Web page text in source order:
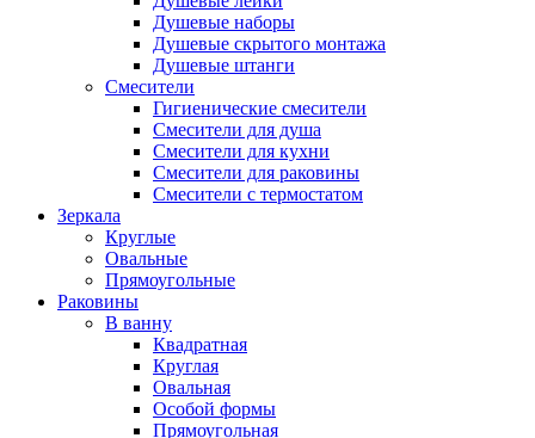
Душевые наборы
Душевые скрытого монтажа
Душевые штанги
Смесители
Гигиенические смесители
Смесители для душа
Смесители для кухни
Смесители для раковины
Смесители с термостатом
Зеркала
Круглые
Овальные
Прямоугольные
Раковины
В ванну
Квадратная
Круглая
Овальная
Особой формы
Прямоугольная